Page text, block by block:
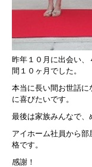
昨年１０月に出会い、
間１０ヶ月でした。
本当に長い間お世話に
に喜びたいです。
最後は家族みんなで、
アイホーム社員から
格です。
感謝！